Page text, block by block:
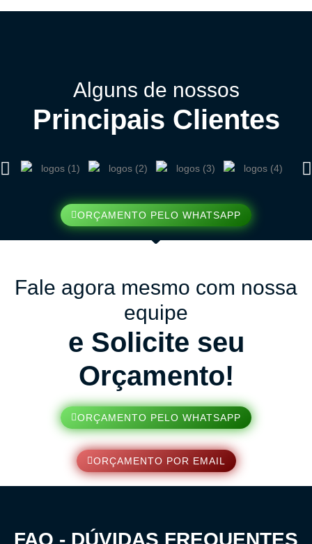
Alguns de nossos
Principais Clientes
ORÇAMENTO PELO WHATSAPP
Fale agora mesmo com nossa
equipe
e Solicite seu
Orçamento!
ORÇAMENTO PELO WHATSAPP
ORÇAMENTO POR EMAIL
FAQ - DÚVIDAS FREQUENTES